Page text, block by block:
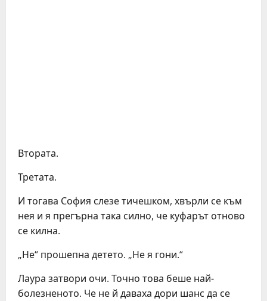
Втората.
Третата.
И тогава София слезе тичешком, хвърли се към
нея и я прегърна така силно, че куфарът отново
се килна.
„Не“ прошепна детето. „Не я гони.“
Лаура затвори очи. Точно това беше най-
болезненото. Че не й даваха дори шанс да се